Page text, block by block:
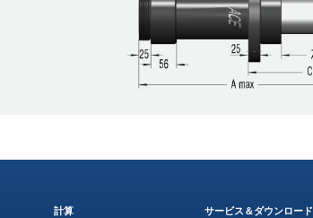
計算 サービス＆ダウンロード